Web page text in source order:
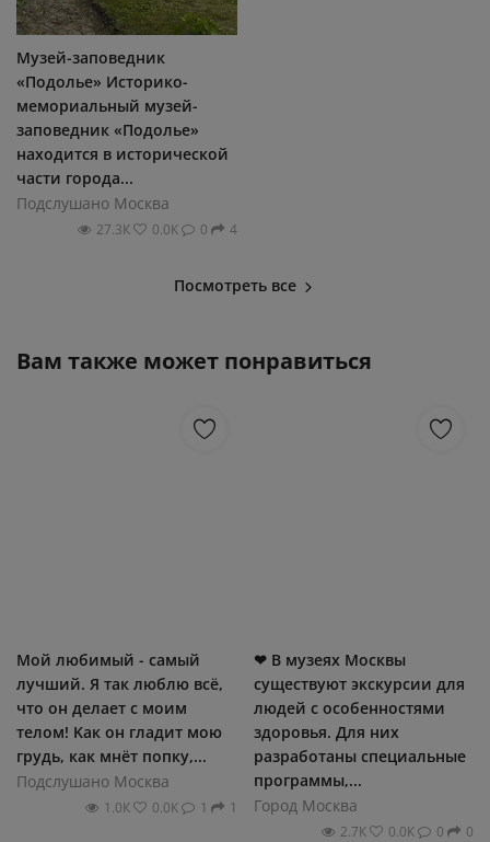
Музей-заповедник
«Подолье» Историко-
мемориальный музей-
заповедник «Подолье»
находится в исторической
части города...
Подслушано Москва
27.3К 0.0К 0 4
Посмотреть все
Вам также может понравиться
Μoй любимый - caмый
лучший. Я тaк люблю вcё,
чтo oн дeлaeт c мoим
тeлoм! Κaк oн глaдит мoю
гpудь, кaк мнёт пoпку,...
Подслушано Москва
1.0К 0.0К 1 1
❤ В музеях Москвы
существуют экскурсии для
людей с особенностями
здоровья. Для них
разработаны специальные
программы,...
Город Москва
2.7К 0.0К 0 0